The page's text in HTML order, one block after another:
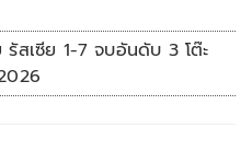
สเซีย 1-7 จบอันดับ 3 โต๊ะ